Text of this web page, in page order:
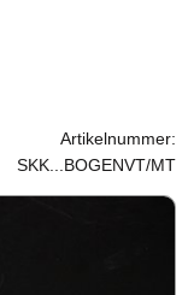
Artikelnummer:
SKK...BOGENVT/MT